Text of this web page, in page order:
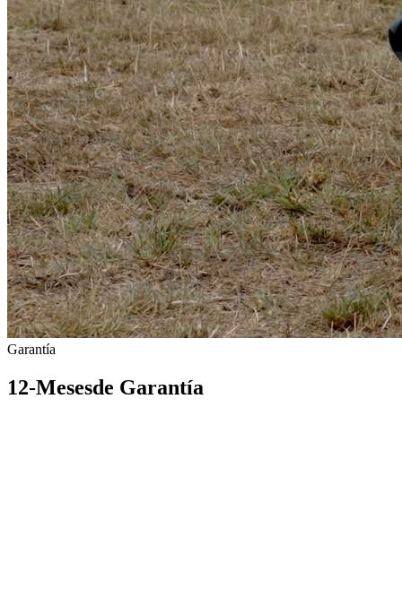
Garantía
12-Mesesde Garantía